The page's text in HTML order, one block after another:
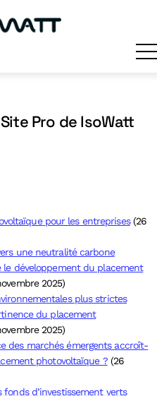
Pro de IsoWatt
pour les entreprises (26
une neutralité carbone
développement du placement
2025)
plus strictes
du placement
2025)
des marchés émergents accroît-
photovoltaïque ? (26
d’investissement verts